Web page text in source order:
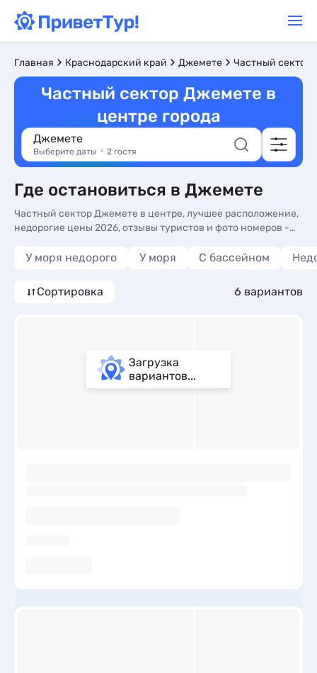
Главная Краснодарский край Джемете Частный сектор
Частный сектор Джемете в
центре города
Джемете
Выберите даты 2 гостя
Где остановиться в Джемете
Частный сектор Джемете в центре, лучшее расположение,
недорогие цены 2026, отзывы туристов и фото номеров -
более 10 вариантов, от 1083 руб, номера с общей кухней,
У моря недорого У моря С бассейном
Сортировка 6 вариантов
Загрузка
вариантов...